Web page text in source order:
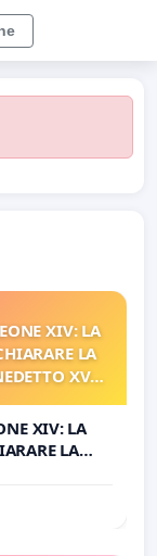
XIV: LA
LA
XVI
XIV: LA
LA
XVI E/O
PROCESSO